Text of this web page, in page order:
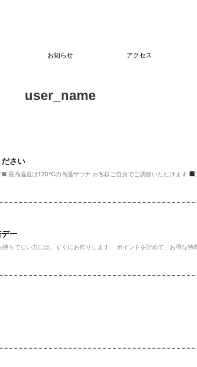
お知らせ アクセス
user_name
さい
最高温度は120℃の高温サウナ お客様ご自身でご調節いただけます
ー
ちでない方には、すぐにお作りします。 ポイントを貯めて、お得な